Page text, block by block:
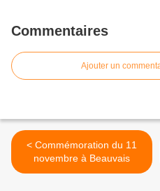
Commentaires
Ajouter un
< Commémoration du 11
novembre à Beauvais